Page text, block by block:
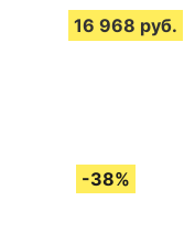
16 968 руб.